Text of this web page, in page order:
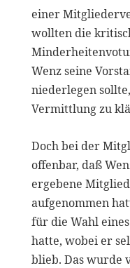
einer
wollten die
Wenz seine
niederlegen
Vermittlung zu
Doch bei der
offenbar, daß
ergebene
aufgenommen
für die Wahl
hatte, wobei er
blieb. Das wurde